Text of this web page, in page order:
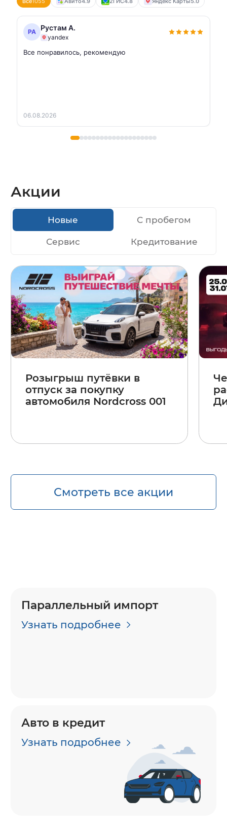
Акции
Новые С пробегом
Сервис Кредитование
Розыгрыш путёвки в
отпуск за покупку
автомобиля Nordcross 001
Смотреть все акции
Параллельный импорт
Узнать подробнее
Авто в кредит
Узнать подробнее